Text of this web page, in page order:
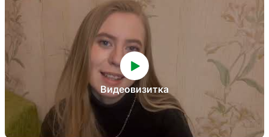
Видеовизитка